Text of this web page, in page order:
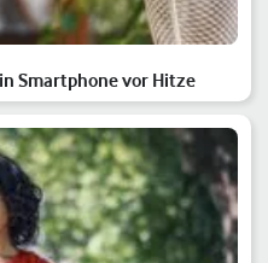
Smartphone vor Hitze